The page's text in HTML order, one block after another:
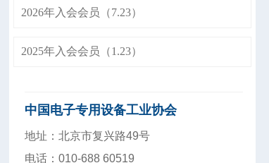
，公司专业从事半导体专用设备部件的研发、制造及销售
家民营企业，公司专业从事高真空泵的
2026年入会会员（7.23）
2025年入会会员（1.23）
中国电子专用设备工业协会
地址：北京市复兴路49号
电话：010-688 60519